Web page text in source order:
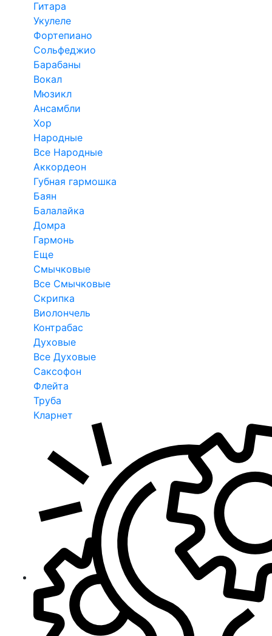
Гитара
Укулеле
Фортепиано
Сольфеджио
Барабаны
Вокал
Мюзикл
Ансамбли
Хор
Народные
Все Народные
Аккордеон
Губная гармошка
Баян
Балалайка
Домра
Гармонь
Еще
Смычковые
Все Смычковые
Скрипка
Виолончель
Контрабас
Духовые
Все Духовые
Саксофон
Флейта
Труба
Кларнет